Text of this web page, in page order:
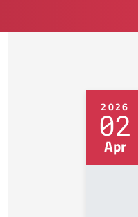
2026
02
Apr